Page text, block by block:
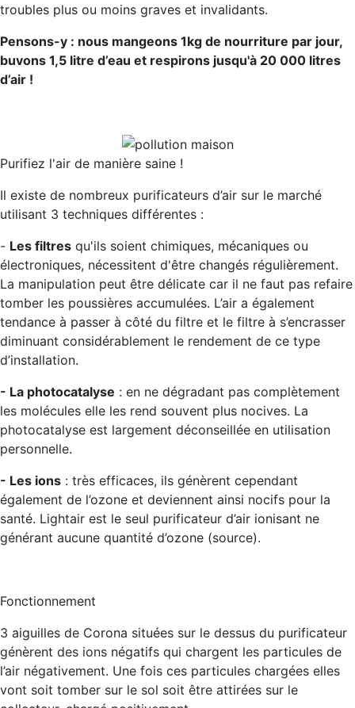
troubles plus ou moins graves et invalidants.
Pensons-y : nous mangeons 1kg de nourriture par jour,
buvons 1,5 litre d’eau et respirons jusqu'à 20 000 litres
d’air !
Purifiez l'air de manière saine !
Il existe de nombreux purificateurs d’air sur le marché
utilisant 3 techniques différentes :
- Les filtres qu'ils soient chimiques, mécaniques ou
électroniques, nécessitent d'être changés régulièrement.
La manipulation peut être délicate car il ne faut pas refaire
tomber les poussières accumulées. L’air a également
tendance à passer à côté du filtre et le filtre à s’encrasser
diminuant considérablement le rendement de ce type
d’installation.
- La photocatalyse : en ne dégradant pas complètement
les molécules elle les rend souvent plus nocives. La
photocatalyse est largement déconseillée en utilisation
personnelle.
- Les ions : très efficaces, ils génèrent cependant
également de l’ozone et deviennent ainsi nocifs pour la
santé. Lightair est le seul purificateur d’air ionisant ne
générant aucune quantité d’ozone (source).
Fonctionnement
3 aiguilles de Corona situées sur le dessus du purificateur
génèrent des ions négatifs qui chargent les particules de
l’air négativement. Une fois ces particules chargées elles
vont soit tomber sur le sol soit être attirées sur le